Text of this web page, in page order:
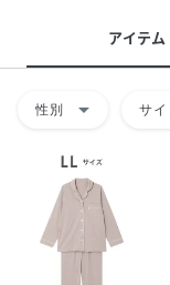
アイテム
性別 arrow_drop_down サ